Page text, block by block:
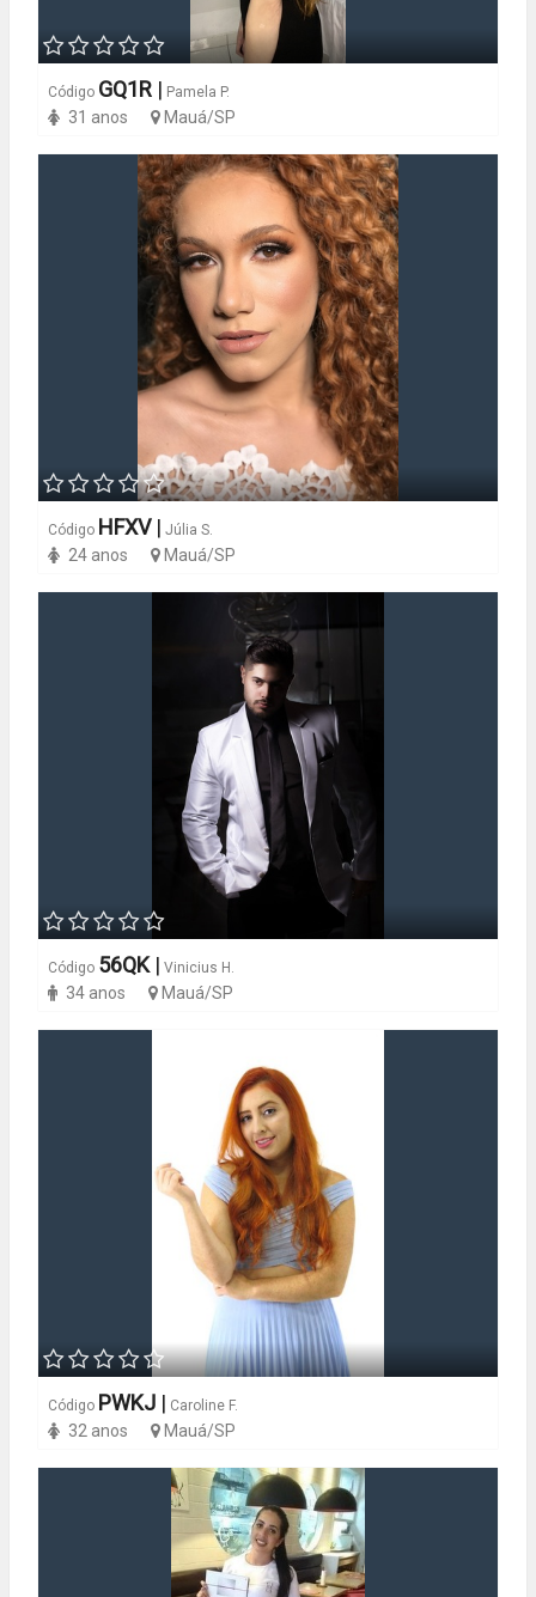
Código GQ1R | Pamela P.
31 anos Mauá/SP
Código HFXV | Júlia S.
24 anos Mauá/SP
Código 56QK | Vinicius H.
34 anos Mauá/SP
Código PWKJ | Caroline F.
32 anos Mauá/SP